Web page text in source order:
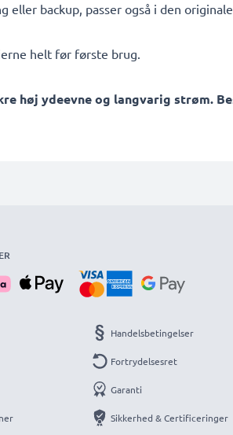
eller backup, passer også i den
helt før første brug.
høj ydeevne og langvarig strøm.
Handelsbetingelser
Fortrydelsesret
Garanti
Sikkerhed & Certificeringer